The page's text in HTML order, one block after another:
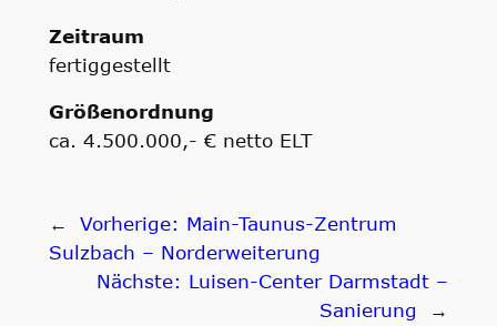
Zeitraum
fertiggestellt
Größenordnung
ca. 4.500.000,- € netto ELT
← Vorherige: Main-Taunus-Zentrum
Sulzbach – Norderweiterung
Nächste: Luisen-Center Darmstadt –
Sanierung
→